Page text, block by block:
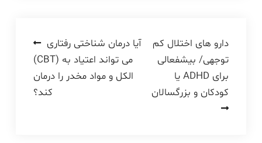
راهبری
نوشته
آیا درمان شناختی رفتاری
(CBT) می تواند اعتیاد به
الکل و مواد مخدر را درمان
کند؟
دارو های اختلال کم
توجهی/ بیشفعالی
یا ADHD برای
کودکان و بزرگسالان